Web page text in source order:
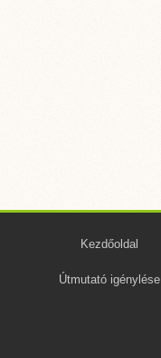
Kezdőoldal
Útmutató igénylése